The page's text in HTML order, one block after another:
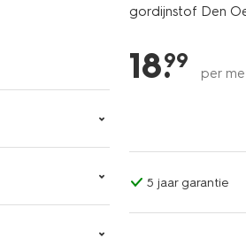
gordijnstof Den
18.
99
per
5 jaar garantie